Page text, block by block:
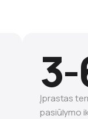
Įprastas
pasiūlymo